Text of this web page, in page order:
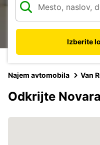
Izberite
Najem avtomobila Van
Odkrijte